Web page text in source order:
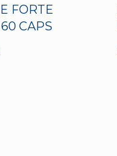
FORTE
CAPS